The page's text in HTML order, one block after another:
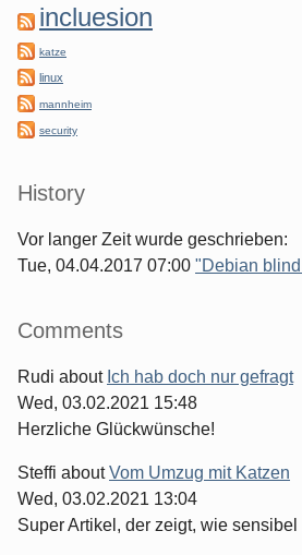
incluesion
katze
linux
mannheim
security
History
Vor langer Zeit wurde geschrieben:
Tue, 04.04.2017 07:00 "Debian
Comments
Rudi about Ich hab doch nur gefragt
Wed, 03.02.2021 15:48
Herzliche Glückwünsche!
Steffi aboutVom Umzug mit Katzen
Wed, 03.02.2021 13:04
Super Artikel, der zeigt, wie